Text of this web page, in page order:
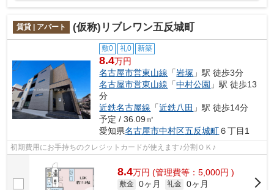
賃貸 | アパート (仮称)リブレワン五反城町
敷0 礼0 新築
8.4万円
名古屋市営東山線 「岩塚 」駅 徒歩3分
名古屋市営東山線 「中村公園 」駅 徒歩13
分
近鉄名古屋線 「近鉄八田 」駅 徒歩14分
予定 / 36.09㎡
愛知県名古屋市中村区五反城町６丁目1
初期費用にお手持ちのクレジットカードが使えます♪分割ＯＫ♪
8.4万円 (管理費等：5,000円 )
敷金 0ヶ月 礼金 0ヶ月